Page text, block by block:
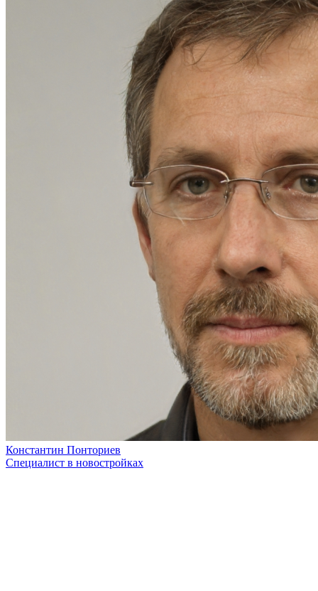
Константин Понториев
Специалист в новостройках